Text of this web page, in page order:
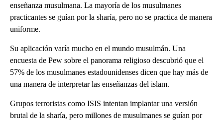
enseñanza musulmana. La mayoría de los musulmanes
practicantes se guían por la sharía, pero no se practica de manera
uniforme.
Su aplicación varía mucho en el mundo musulmán. Una
encuesta de Pew sobre el panorama religioso descubrió que el
57% de los musulmanes estadounidenses dicen que hay más de
una manera de interpretar las enseñanzas del islam.
Grupos terroristas como ISIS intentan implantar una versión
brutal de la sharía, pero millones de musulmanes se guían por